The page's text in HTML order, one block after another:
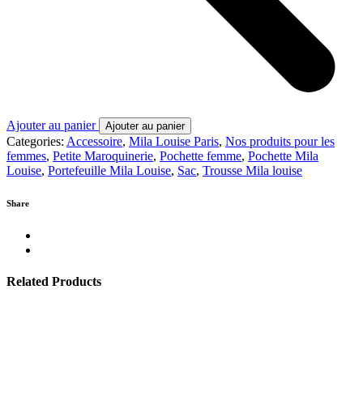
Ajouter au panier Ajouter au panier
Categories: Accessoire, Mila Louise Paris, Nos produits pour les
femmes, Petite Maroquinerie, Pochette femme, Pochette Mila
Louise, Portefeuille Mila Louise, Sac, Trousse Mila louise
Share
Related Products